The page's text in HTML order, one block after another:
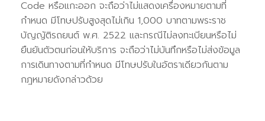
Code หรือแกะออก จะถือว่าไม่แสดงเครื่องหมายตามที่
กำหนด มีโทษปรับสูงสุดไม่เกิน 1,000 บาทตามพระราช
บัญญัติรถยนต์ พ.ศ. 2522 และกรณีไม่ลงทะเบียนหรือไม่
ยืนยันตัวตนก่อนให้บริการ จะถือว่าไม่บันทึกหรือไม่ส่งข้อมูล
การเดินทางตามที่กำหนด มีโทษปรับในอัตราเดียวกันตาม
กฎหมายดังกล่าวด้วย